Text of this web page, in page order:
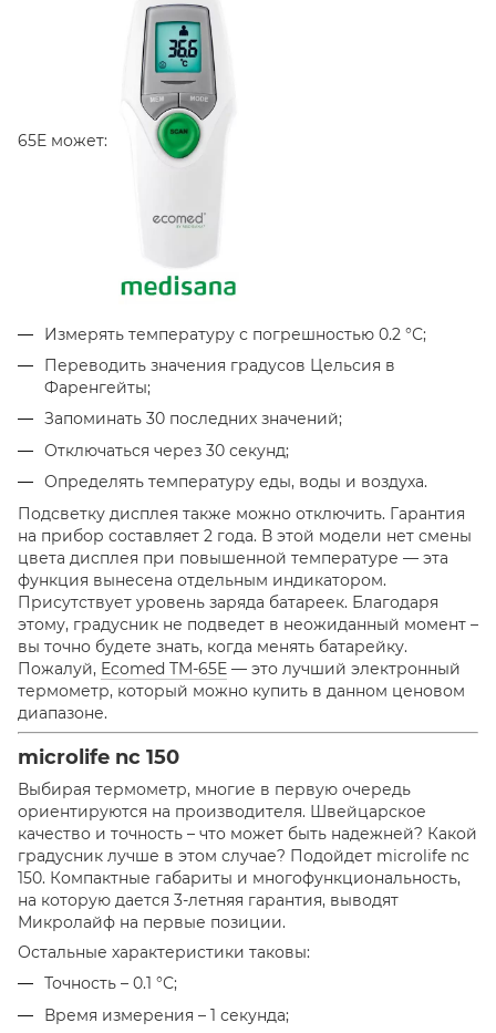
65E может:
Измерять температуру с погрешностью 0.2 °С;
Переводить значения градусов Цельсия в
Фаренгейты;
Запоминать 30 последних значений;
Отключаться через 30 секунд;
Определять температуру еды, воды и воздуха.
Подсветку дисплея также можно отключить. Гарантия
на прибор составляет 2 года. В этой модели нет смены
цвета дисплея при повышенной температуре — эта
функция вынесена отдельным индикатором.
Присутствует уровень заряда батареек. Благодаря
этому, градусник не подведет в неожиданный момент –
вы точно будете знать, когда менять батарейку.
Пожалуй, Ecomed TM-65E — это лучший электронный
термометр, который можно купить в данном ценовом
диапазоне.
microlife nc 150
Выбирая термометр, многие в первую очередь
ориентируются на производителя. Швейцарское
качество и точность – что может быть надежней? Какой
градусник лучше в этом случае? Подойдет microlife nc
150. Компактные габариты и многофункциональность,
на которую дается 3-летняя гарантия, выводят
Микролайф на первые позиции.
Остальные характеристики таковы:
Точность – 0.1 °С;
Время измерения – 1 секунда;